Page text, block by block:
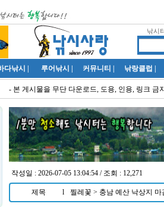
낚시
다낚시 루어낚시 커뮤니티 낚랑클럽
- 본 게시물을 무단 다운로드, 도용, 인용, 링크 금
작성일 : 2026-07-05 13:04:54 / 조회 : 12,271
제목 l 찔레꽃 > 충남 예산 낙상지 마